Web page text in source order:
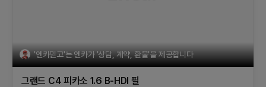
'엔카믿고'는 엔카가 '상담, 계약, 환불'을 제공합니다
그랜드 C4 피카소 1.6 B-HDI 필